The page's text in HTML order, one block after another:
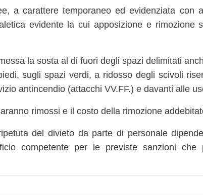
a carattere temporaneo ed evidenziata con
evidente la cui apposizione e rimozione
la sosta al di fuori degli spazi delimitati
sugli spazi verdi, a ridosso degli scivoli
antincendio (attacchi VV.FF.) e davanti alle
rimossi e il costo della rimozione
del divieto da parte di personale
competente per le previste sanzioni